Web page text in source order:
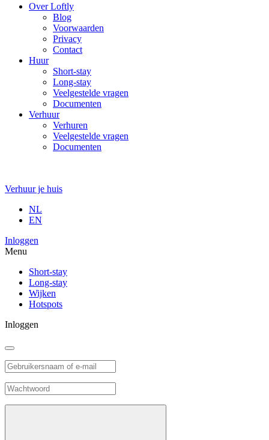
Over Loftly
Blog
Voorwaarden
Privacy
Contact
Huur
Short-stay
Long-stay
Veelgestelde vragen
Documenten
Verhuur
Verhuren
Veelgestelde vragen
Documenten
Verhuur je huis
NL
EN
Inloggen
Menu
Short-stay
Long-stay
Wijken
Hotspots
Inloggen